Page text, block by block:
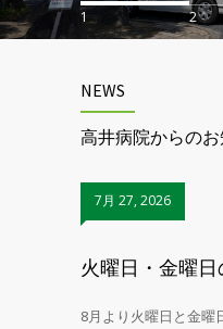
1 2
NEWS
高井病院からの
7月 27, 2026
火曜日・金曜
8月より火曜日と金曜